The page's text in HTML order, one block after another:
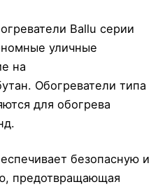
Ballu серии
уличные
на
Обогреватели типа
для обогрева
безопасную и
предотвращающая